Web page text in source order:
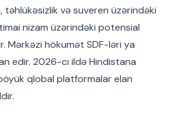
təhlükəsizlik və suveren üzərindəki
nizam üzərindəki potensial
Mərkəzi hökumət SDF-ləri ya
edir. 2026-cı ildə Hindistana
qlobal platformalar elan